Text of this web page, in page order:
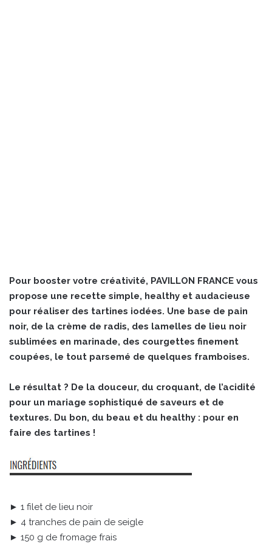
Pour booster votre créativité, PAVILLON FRANCE vous
propose une recette simple, healthy et audacieuse
pour réaliser des tartines iodées. Une base de pain
noir, de la crème de radis, des lamelles de lieu noir
sublimées en marinade, des courgettes finement
coupées, le tout parsemé de quelques framboises.
Le résultat ? De la douceur, du croquant, de l’acidité
pour un mariage sophistiqué de saveurs et de
textures. Du bon, du beau et du healthy : pour en
faire des tartines !
► 1 filet de lieu noir
► 4 tranches de pain de seigle
► 150 g de fromage frais